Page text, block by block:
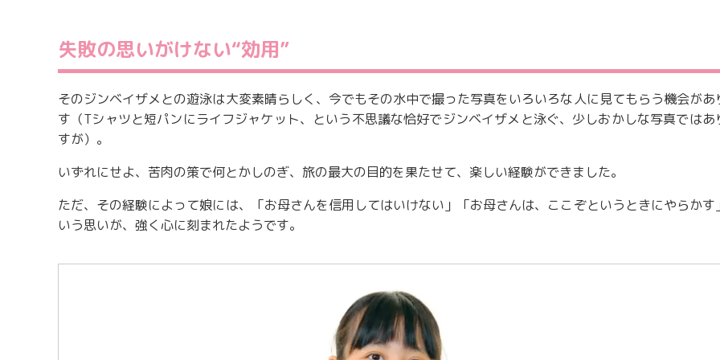
失敗の思いがけない“効用”
そのジンベイザメとの遊泳は大変素晴らしく、今でもその水中で撮った写真をいろいろな人に見てもらう機会があ
す（Tシャツと短パンにライフジャケット、という不思議な恰好でジンベイザメと泳ぐ、少しおかしな写真ではあ
すが）。
いずれにせよ、苦肉の策で何とかしのぎ、旅の最大の目的を果たせて、楽しい経験ができました。
ただ、その経験によって娘には、「お母さんを信用してはいけない」「お母さんは、ここぞというときにやらかす
いう思いが、強く心に刻まれたようです。